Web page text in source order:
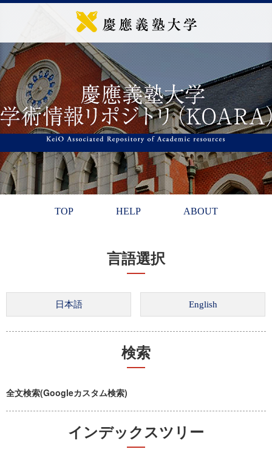
TOP HELP ABOUT
言語選択
検索
全文検索(Googleカスタム検索)
インデックスツリー